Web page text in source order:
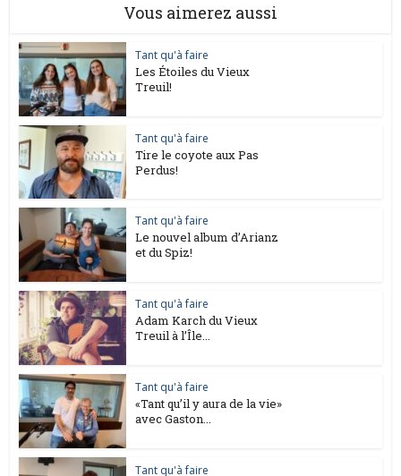
Vous aimerez aussi
Tant qu'à faire
Les Étoiles du Vieux
Treuil!
Tant qu'à faire
Tire le coyote aux Pas
Perdus!
Tant qu'à faire
Le nouvel album d’Arianz
et du Spiz!
Tant qu'à faire
Adam Karch du Vieux
Treuil à l’Île...
Tant qu'à faire
«Tant qu’il y aura de la vie»
avec Gaston...
Tant qu'à faire